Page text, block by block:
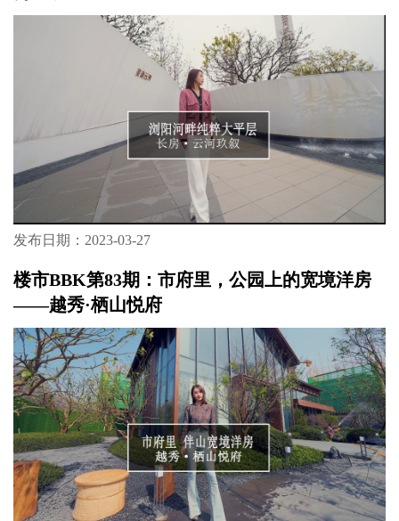
发布日期：2023-03-27
楼市BBK第83期：市府里，公园上的宽境洋房
——越秀·栖山悦府